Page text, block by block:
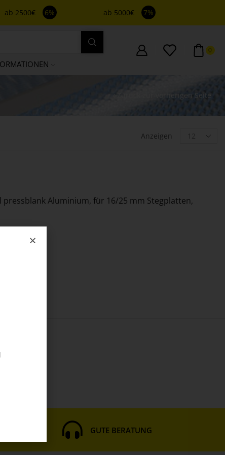
ab 2500€ 6% ab 5000€ 7%
0
Zurück zur vorherigen Seite
Anzeigen
pressblank Aluminium, für 16/25 mm Stegplatten,
GUTE BERATUNG